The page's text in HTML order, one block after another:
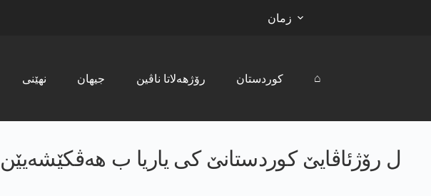
زمان
نھێنی جیھان رۆژھەلاتا ناڤین کوردستان ⌂
ل رۆژئاڤایێ کوردستانێ کی یاریا ب